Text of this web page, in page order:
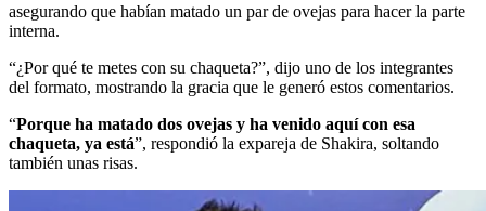
asegurando que habían matado un par de ovejas para hacer la parte
interna.
“¿Por qué te metes con su chaqueta?”, dijo uno de los integrantes
del formato, mostrando la gracia que le generó estos comentarios.
“Porque ha matado dos ovejas y ha venido aquí con esa
chaqueta, ya está”, respondió la expareja de Shakira, soltando
también unas risas.